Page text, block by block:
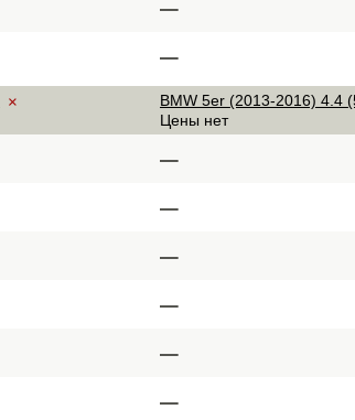
–
× BMW 5er (2013-2016) 4.4
Цены нет
–
–
–
–
–
–